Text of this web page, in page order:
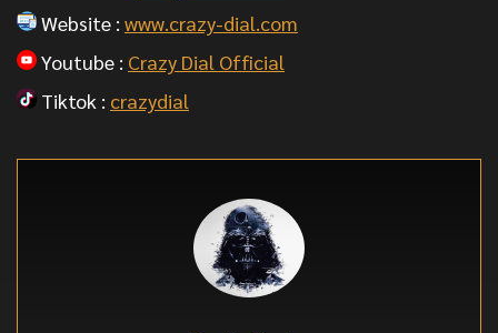
Website : www.crazy-dial.com
Youtube : Crazy Dial Official
Tiktok : crazydial